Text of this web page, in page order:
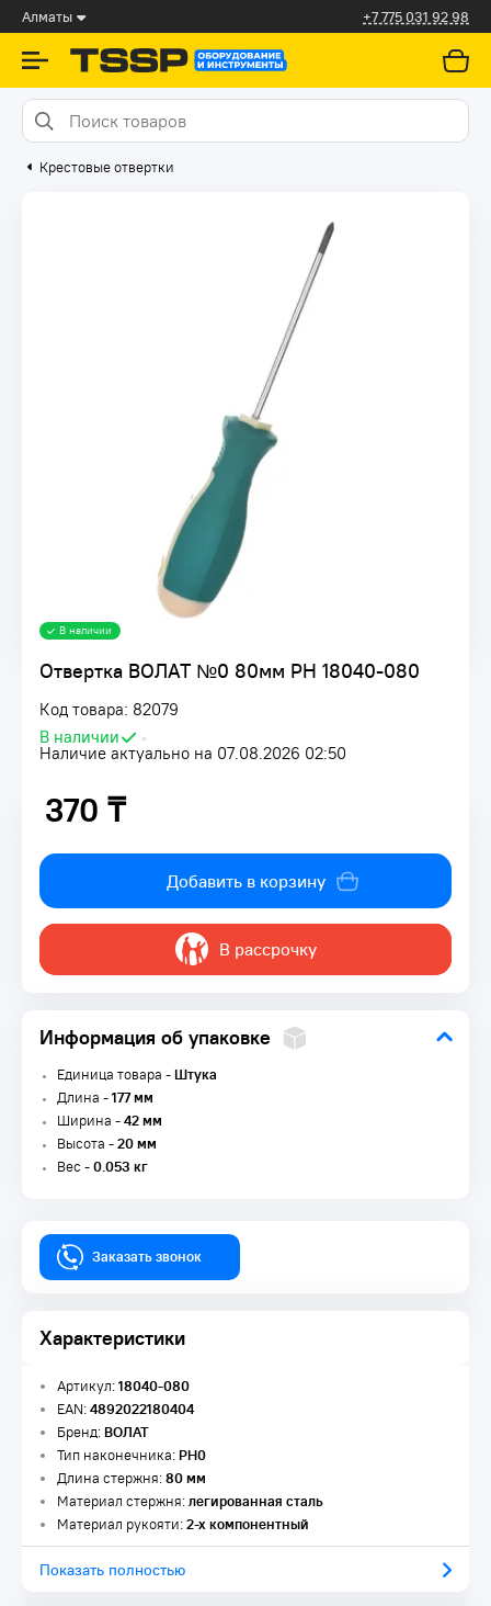
Алматы +7 775 031 92 98
Крестовые отвертки
Отвертка ВОЛАТ №0 80мм PH 18040-080
Код товара: 82079
В наличии
•
Наличие актуально на 07.08.2026 02:50
В наличии
370 ₸
370 ₸
Добавить в корзину
В рассрочку
Информация об упаковке
Единица товара -Штука
Длина -177 мм
Ширина -42 мм
Высота -20 мм
Вес -0.053 кг
Заказать звонок
Характеристики
Артикул:18040-080
EAN:4892022180404
Бренд:ВОЛАТ
Тип наконечника:PH0
Длина стержня:80 мм
Материал стержня:легированная сталь
Материал рукояти:2-х компонентный
Показать полностью